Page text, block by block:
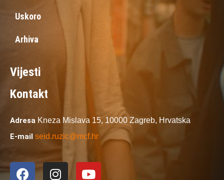
Uskoro
Arhiva
Vijesti
Kontakt
Adresa Kneza Mislava 15, 10000 Zagreb, Hrvatska
E-mail seid.ruzic@mcf.hr